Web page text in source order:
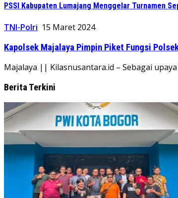
PSSI Kabupaten Lumajang Menggelar Turnamen
TNI-Polri 15 Maret 2024
Kapolsek Majalaya Pimpin Piket Fungsi
Majalaya || Kilasnusantara.id – Sebagai
Berita Terkini